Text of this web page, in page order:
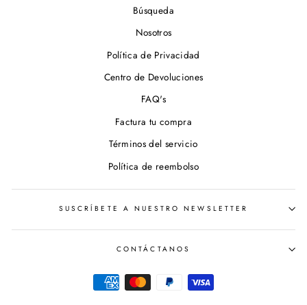
Búsqueda
Nosotros
Política de Privacidad
Centro de Devoluciones
FAQ's
Factura tu compra
Términos del servicio
Política de reembolso
SUSCRÍBETE A NUESTRO NEWSLETTER
CONTÁCTANOS